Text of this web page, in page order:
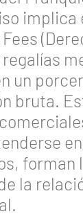
implica
un
bruta.
forman
la